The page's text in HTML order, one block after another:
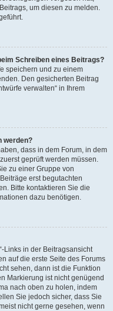
um diesen zu melden.
Schreiben eines Beitrags?
speichern und zu einem
Den gesicherten Beitrag
verwalten“ in Ihrem
werden?
dass in dem Forum, in dem
geprüft werden müssen.
zu einer Gruppe von
erst begutachten
Bitte kontaktieren Sie die
dazu benötigen.
Links in der Beitragsansicht
auf die erste Seite des Forums
sehen, dann ist die Funktion
Markierung ist nicht genügend
nach oben zu holen, indem
Sie jedoch sicher, dass Sie
nicht gerne gesehen, wenn